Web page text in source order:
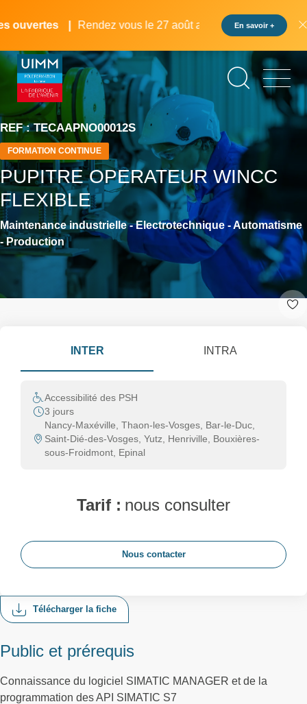
au
principal
Rendez vous le 27 août au pôle formation UIMM
En savoir +
REF : TECAAPNO00012S
FORMATION CONTINUE
PUPITRE OPERATEUR WINCC
FLEXIBLE
Maintenance industrielle - Electrotechnique - Automatisme
- Production
Télécharger la fiche
Public et prérequis
Connaissance du logiciel SIMATIC MANAGER et de la
programmation des API SIMATIC S7
INTER INTRA
Accessibilité des PSH
3 jours
Nancy-Maxéville, Thaon-les-Vosges, Bar-le-Duc,
Saint-Dié-des-Vosges, Yutz, Henriville, Bouxières-
sous-Froidmont, Epinal
Tarif : nous consulter
Nous contacter